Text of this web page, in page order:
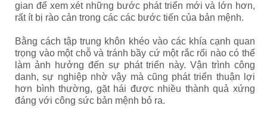
gian để xem xét những bước phát triển mới và lớn hơn,
rất ít bị rào cản trong các các bước tiến của bản mệnh.
Bằng cách tập trung khôn khéo vào các khía cạnh quan
trọng vào một chỗ và tránh bầy cứ một rắc rối nào có thể
làm ảnh hưởng đến sự phát triển này. Vận trình công
danh, sự nghiệp nhờ vậy mà cũng phát triển thuận lợi
hơn bình thường, gặt hái được nhiều thành quả xứng
đáng với công sức bản mệnh bỏ ra.